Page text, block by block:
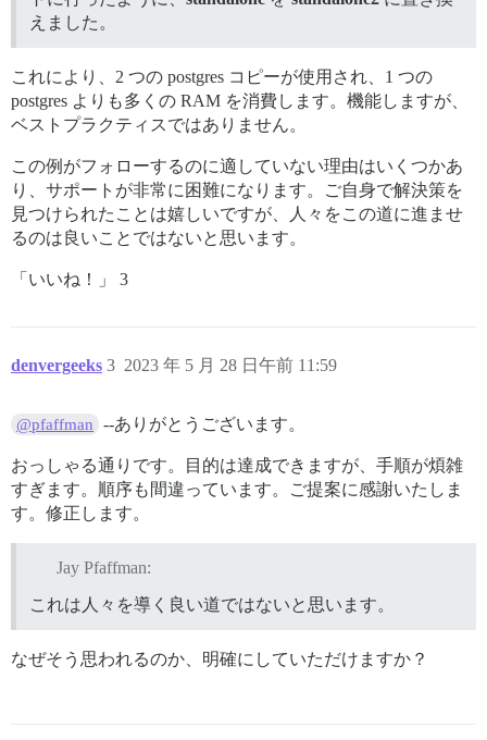
えました。
これにより、2 つの postgres コピーが使用され、1 つの
postgres よりも多くの RAM を消費します。機能しますが、
ベストプラクティスではありません。
この例がフォローするのに適していない理由はいくつかあ
り、サポートが非常に困難になります。ご自身で解決策を
見つけられたことは嬉しいですが、人々をこの道に進ませ
るのは良いことではないと思います。
「いいね！」 3
denvergeeks 2023 年 5 月 28 日午前 11:59
3
@pfaffman --ありがとうございます。
おっしゃる通りです。目的は達成できますが、手順が煩雑
すぎます。順序も間違っています。ご提案に感謝いたしま
す。修正します。
Jay Pfaffman:
これは人々を導く良い道ではないと思います。
なぜそう思われるのか、明確にしていただけますか？